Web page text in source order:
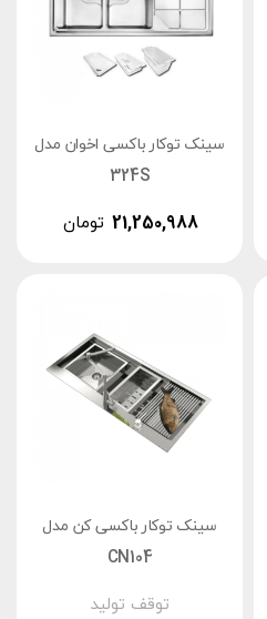
سینک توکار باکسی اخوان مدل
324S
تومان 21,250,988
سینک توکار باکسی کن مدل
CN104
توقف تولید